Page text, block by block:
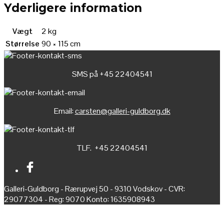
Yderligere information
Vægt
2 kg
Størrelse 90 × 115 cm
SMS på +45 22404541
Email:carsten@galleri-guldborg.dk
TLF. +45 22404541
Galleri-Guldborg - Rærupvej 50 - 9310 Vodskov - CVR:
29077304 - Reg: 9070 Konto: 1635908943